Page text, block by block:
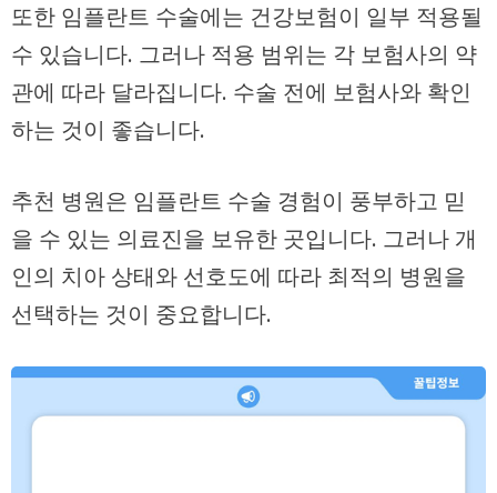
또한 임플란트 수술에는 건강보험이 일부 적용될
수 있습니다. 그러나 적용 범위는 각 보험사의 약
관에 따라 달라집니다. 수술 전에 보험사와 확인
하는 것이 좋습니다.
추천 병원은 임플란트 수술 경험이 풍부하고 믿
을 수 있는 의료진을 보유한 곳입니다. 그러나 개
인의 치아 상태와 선호도에 따라 최적의 병원을
선택하는 것이 중요합니다.